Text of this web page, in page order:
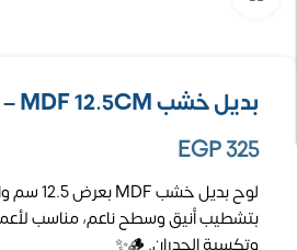
بديل خشب MDF 12.5CM – كود V28
EGP325
بتشطيب أنيق وسطح ناعم، مناسب